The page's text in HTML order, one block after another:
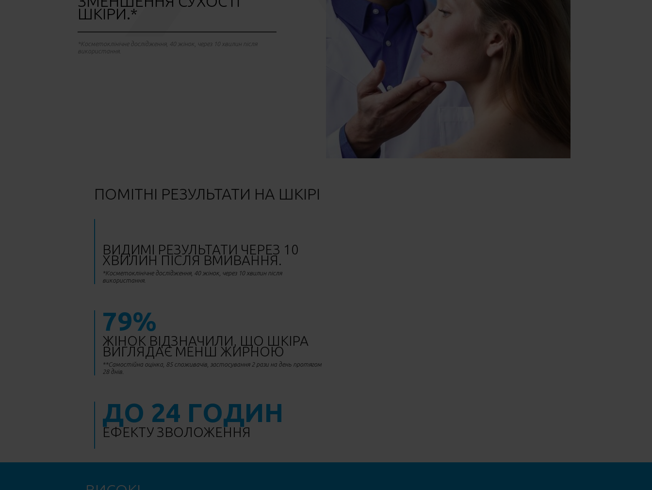
ШКІРИ.*
*Косметоклінічне дослідження, 40 жінок, через 10 хвилин після
використання.
ПОМІТНІ РЕЗУЛЬТАТИ НА ШКІРІ
ВИДИМІ РЕЗУЛЬТАТИ ЧЕРЕЗ 10
ХВИЛИН ПІСЛЯ ВМИВАННЯ.
*Косметоклінічне дослідження, 40 жінок, через 10 хвилин після
використання.
79%
ЖІНОК ВІДЗНАЧИЛИ, ЩО ШКІРА
ВИГЛЯДАЄ МЕНШ ЖИРНОЮ
**Самостійна оцінка, 85 споживачів, застосування 2 рази на день протягом
28 днів.
ДО 24 ГОДИН
ЕФЕКТУ ЗВОЛОЖЕННЯ